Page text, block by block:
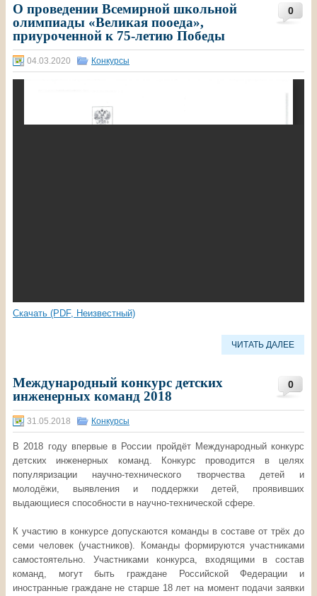
0
О проведении Всемирной школьной
олимпиады «Великая пооеда»,
приуроченной к 75-летию Победы
04.03.2020 Конкурсы
Скачать (PDF, Неизвестный)
ЧИТАТЬ ДАЛЕЕ
0
Международный конкурс детских
инженерных команд 2018
31.05.2018 Конкурсы
В 2018 году впервые в России пройдёт Международный конкурс
детских инженерных команд. Конкурс проводится в целях
популяризации научно-технического творчества детей и
молодёжи, выявления и поддержки детей, проявивших
выдающиеся способности в научно-технической сфере.
К участию в конкурсе допускаются команды в составе от трёх до
семи человек (участников). Команды формируются участниками
самостоятельно. Участниками конкурса, входящими в состав
команд, могут быть граждане Российской Федерации и
иностранные граждане не старше 18 лет на момент подачи заявки